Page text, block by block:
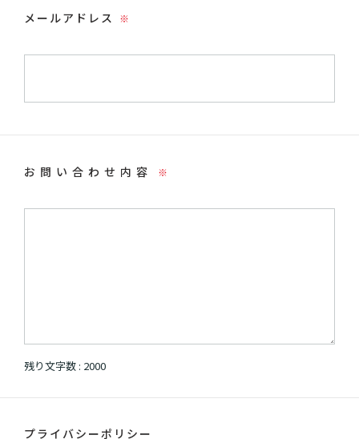
メールアドレス ※
お問い合わせ内容 ※
残り文字数 : 2000
プライバシーポリシー